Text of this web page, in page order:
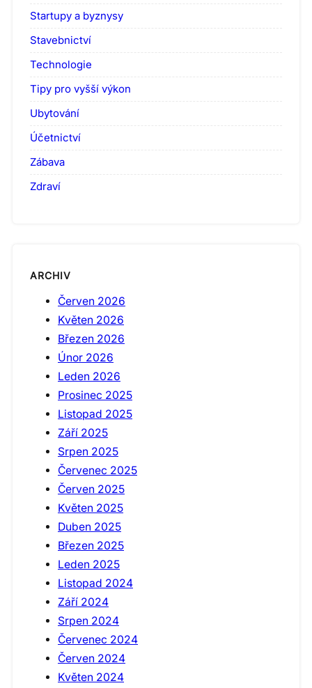
Startupy a byznysy
Stavebnictví
Technologie
Tipy pro vyšší výkon
Ubytování
Účetnictví
Zábava
Zdraví
ARCHIV
Červen 2026
Květen 2026
Březen 2026
Únor 2026
Leden 2026
Prosinec 2025
Listopad 2025
Září 2025
Srpen 2025
Červenec 2025
Červen 2025
Květen 2025
Duben 2025
Březen 2025
Leden 2025
Listopad 2024
Září 2024
Srpen 2024
Červenec 2024
Červen 2024
Květen 2024